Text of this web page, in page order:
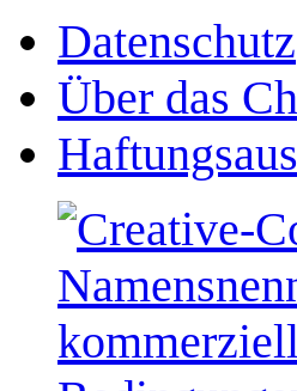
Datenschutz
Über das